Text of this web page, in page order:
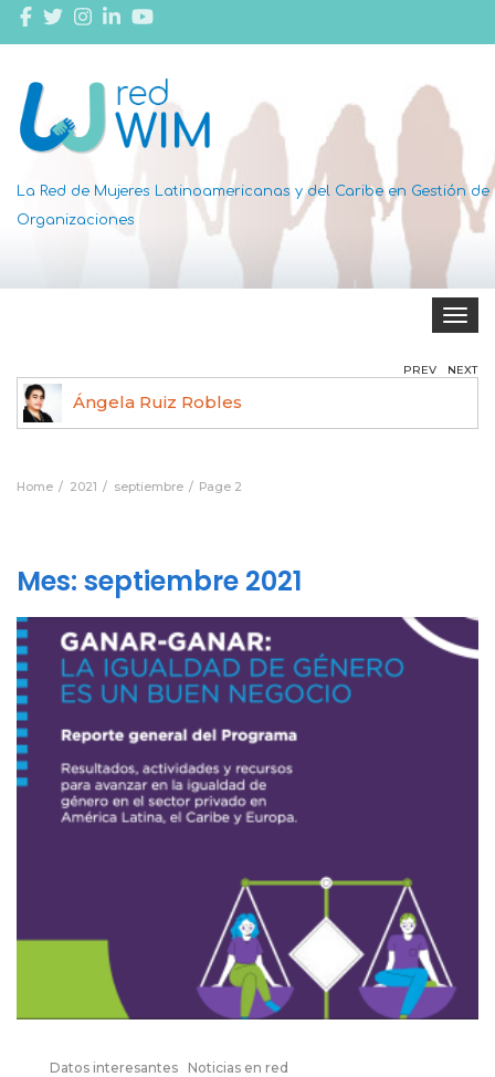
La Red de Mujeres Latinoamericanas y del Caribe en Gestión de
Organizaciones
Toggle
Ángela Ruiz Robles
PREV NEXT
Home 2021 septiembre Page 2
Mes: septiembre 2021
Datos interesantes Noticias en red